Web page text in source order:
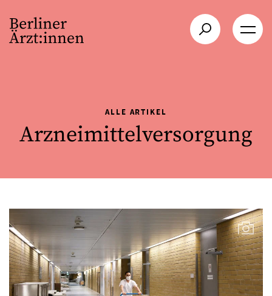
ALLE ARTIKEL
Arzneimittelversorgung